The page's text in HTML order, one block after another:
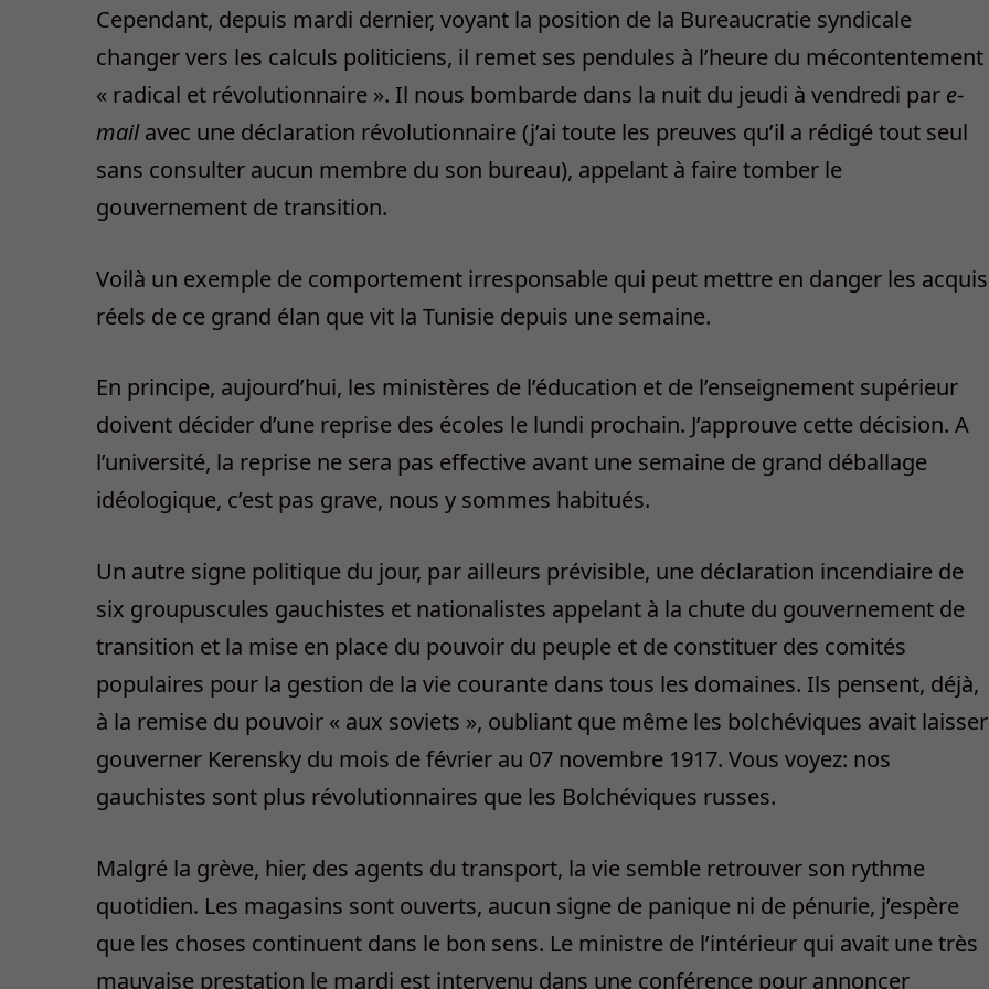
Cependant, depuis mardi dernier, voyant la position de la Bureaucratie syndicale
changer vers les calculs politiciens, il remet ses pendules à l’heure du mécontentement
« radical et révolutionnaire ». Il nous bombarde dans la nuit du jeudi à vendredi par e-
mailavec une déclaration révolutionnaire (j’ai toute les preuves qu’il a rédigé tout seul
sans consulter aucun membre du son bureau), appelant à faire tomber le
gouvernement de transition.
Voilà un exemple de comportement irresponsable qui peut mettre en danger les acquis
réels de ce grand élan que vit la Tunisie depuis une semaine.
En principe, aujourd’hui, les ministères de l’éducation et de l’enseignement supérieur
doivent décider d’une reprise des écoles le lundi prochain. J’approuve cette décision. A
l’université, la reprise ne sera pas effective avant une semaine de grand déballage
idéologique, c’est pas grave, nous y sommes habitués.
Un autre signe politique du jour, par ailleurs prévisible, une déclaration incendiaire de
six groupuscules gauchistes et nationalistes appelant à la chute du gouvernement de
transition et la mise en place du pouvoir du peuple et de constituer des comités
populaires pour la gestion de la vie courante dans tous les domaines. Ils pensent, déjà,
à la remise du pouvoir « aux soviets », oubliant que même les bolchéviques avait laisser
gouverner Kerensky du mois de février au 07 novembre 1917. Vous voyez: nos
gauchistes sont plus révolutionnaires que les Bolchéviques russes.
Malgré la grève, hier, des agents du transport, la vie semble retrouver son rythme
quotidien. Les magasins sont ouverts, aucun signe de panique ni de pénurie, j’espère
que les choses continuent dans le bon sens. Le ministre de l’intérieur qui avait une très
mauvaise prestation le mardi est intervenu dans une conférence pour annoncer